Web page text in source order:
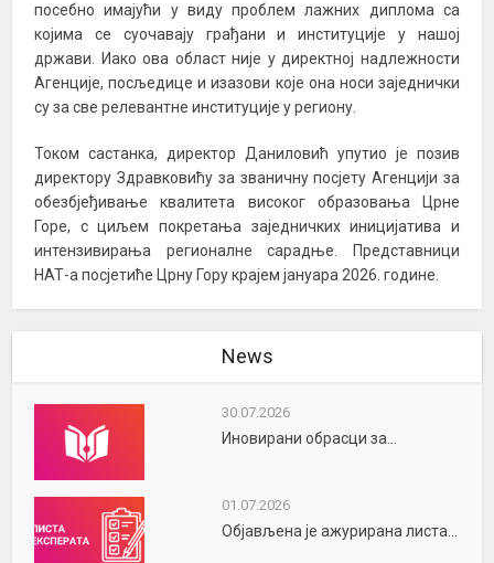
посебно имајући у виду проблем лажних диплома са
којима се суочавају грађани и институције у нашој
држави. Иако ова област није у директној надлежности
Агенције, посљедице и изазови које она носи заједнички
су за све релевантне институције у региону.
Током састанка, директор Даниловић упутио је позив
директору Здравковићу за званичну посјету Агенцији за
обезбјеђивање квалитета високог образовања Црне
Горе, с циљем покретања заједничких иницијатива и
интензивирања регионалне сарадње. Представници
НАТ-а посјетиће Црну Гору крајем јануара 2026. године.
News
30.07.2026
Иновирани обрасци за...
01.07.2026
Објављена је ажурирана листа...